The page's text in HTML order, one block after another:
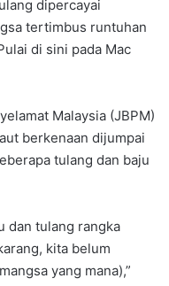
dipercayai
tertimbus runtuhan
di sini pada Mac
Malaysia (JBPM)
berkenaan dijumpai
tulang dan baju
dan tulang rangka
kita belum
yang mana),”